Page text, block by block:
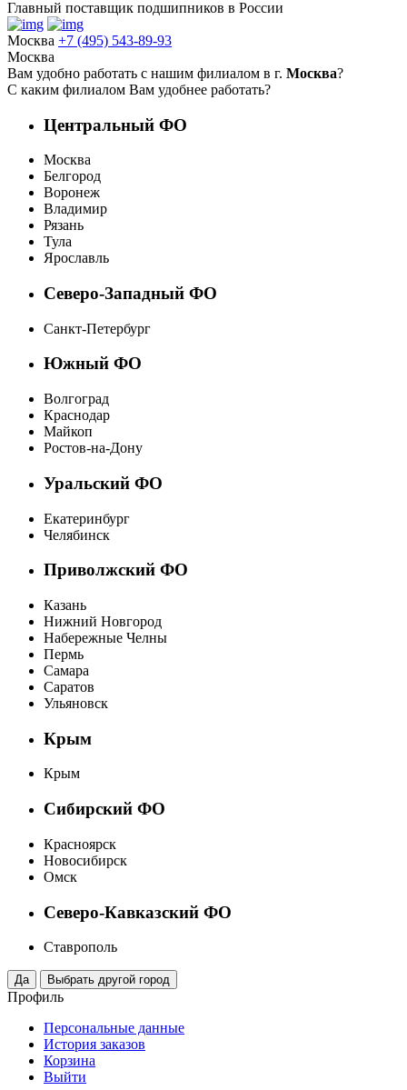
Главный поставщик подшипников в России
Москва +7 (495) 543-89-93
Москва
Вам удобно работать с нашим филиалом в г. Москва?
С каким филиалом Вам удобнее работать?
Центральный ФО
Москва
Белгород
Воронеж
Владимир
Рязань
Тула
Ярославль
Северо-Западный ФО
Санкт-Петербург
Южный ФО
Волгоград
Краснодар
Майкоп
Ростов-на-Дону
Уральский ФО
Екатеринбург
Челябинск
Приволжский ФО
Казань
Нижний Новгород
Набережные Челны
Пермь
Самара
Саратов
Ульяновск
Крым
Крым
Сибирский ФО
Красноярск
Новосибирск
Омск
Северо-Кавказский ФО
Ставрополь
Профиль
Персональные данные
История заказов
Корзина
Выйти